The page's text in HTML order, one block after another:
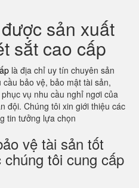
sản xuất
sắt cao cấp
là địa chỉ uy tín chuyên sản
bảo vệ, bảo mật tài sản,
vụ nhu cầu nghỉ ngơi của
đội. Chúng tôi xin giới thiệu các
tin tưởng lựa chọn
vệ tài sản tốt
tôi cung cấp